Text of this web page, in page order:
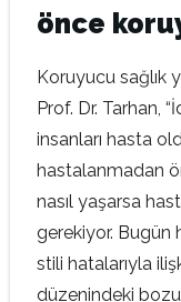
önce
Koruyucu sağlık
Prof. Dr. Tarhan,
insanları hasta
hastalanmadan
nasıl yaşarsa
gerekiyor. Bugün
stili hatalarıyla
düzenindeki